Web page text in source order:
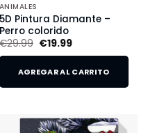
ANIMALES
5D Pintura Diamante –
Perro colorido
29.99 €19.99
AGREGAR AL CARRITO